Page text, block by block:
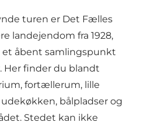
turen er Det Fælles
landejendom fra 1928,
åbent samlingspunkt
Her finder du blandt
fortællerum, lille
bålpladser og
Stedet kan ikke